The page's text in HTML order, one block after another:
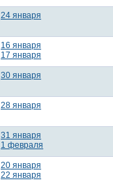
24 января
16 января
17 января
30 января
28 января
31 января
1 февраля
20 января
22 января